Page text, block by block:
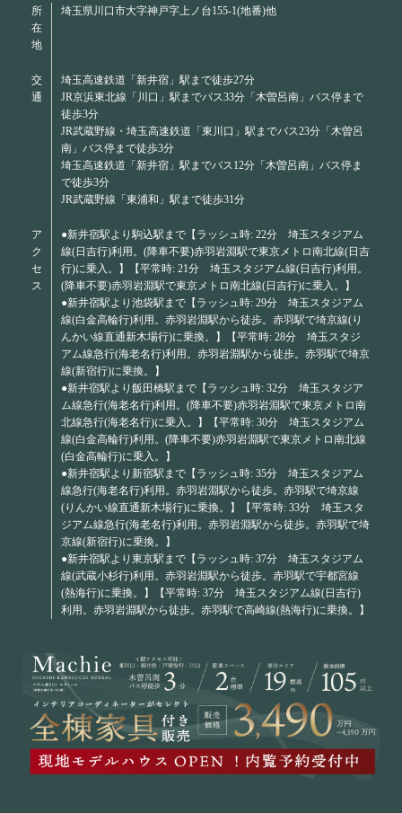
所
在
地
埼玉県川口市大字神戸字上ノ台155-1(地番)他
交
通
埼玉高速鉄道「新井宿」駅まで徒歩27分
JR京浜東北線「川口」駅までバス33分「木曽呂南」バス停まで
徒歩3分
JR武蔵野線・埼玉高速鉄道「東川口」駅までバス23分「木曽呂
南」バス停まで徒歩3分
埼玉高速鉄道「新井宿」駅までバス12分「木曽呂南」バス停ま
で徒歩3分
JR武蔵野線「東浦和」駅まで徒歩31分
ア
ク
セ
ス
●新井宿駅より駒込駅まで【ラッシュ時: 22分 埼玉スタジアム
線(日吉行)利用。(降車不要)赤羽岩淵駅で東京メトロ南北線(日吉
行)に乗入。】【平常時: 21分 埼玉スタジアム線(日吉行)利用。
(降車不要)赤羽岩淵駅で東京メトロ南北線(日吉行)に乗入。】
●新井宿駅より池袋駅まで【ラッシュ時: 29分 埼玉スタジアム
線(白金高輪行)利用。赤羽岩淵駅から徒歩。赤羽駅で埼京線(り
んかい線直通新木場行)に乗換。】【平常時: 28分 埼玉スタジ
アム線急行(海老名行)利用。赤羽岩淵駅から徒歩。赤羽駅で埼京
線(新宿行)に乗換。】
●新井宿駅より飯田橋駅まで【ラッシュ時: 32分 埼玉スタジア
ム線急行(海老名行)利用。(降車不要)赤羽岩淵駅で東京メトロ南
北線急行(海老名行)に乗入。】【平常時: 30分 埼玉スタジアム
線(白金高輪行)利用。(降車不要)赤羽岩淵駅で東京メトロ南北線
(白金高輪行)に乗入。】
●新井宿駅より新宿駅まで【ラッシュ時: 35分 埼玉スタジアム
線急行(海老名行)利用。赤羽岩淵駅から徒歩。赤羽駅で埼京線
(りんかい線直通新木場行)に乗換。】【平常時: 33分 埼玉スタ
ジアム線急行(海老名行)利用。赤羽岩淵駅から徒歩。赤羽駅で埼
京線(新宿行)に乗換。】
●新井宿駅より東京駅まで【ラッシュ時: 37分 埼玉スタジアム
線(武蔵小杉行)利用。赤羽岩淵駅から徒歩。赤羽駅で宇都宮線
(熱海行)に乗換。】【平常時: 37分 埼玉スタジアム線(日吉行)
利用。赤羽岩淵駅から徒歩。赤羽駅で高崎線(熱海行)に乗換。】